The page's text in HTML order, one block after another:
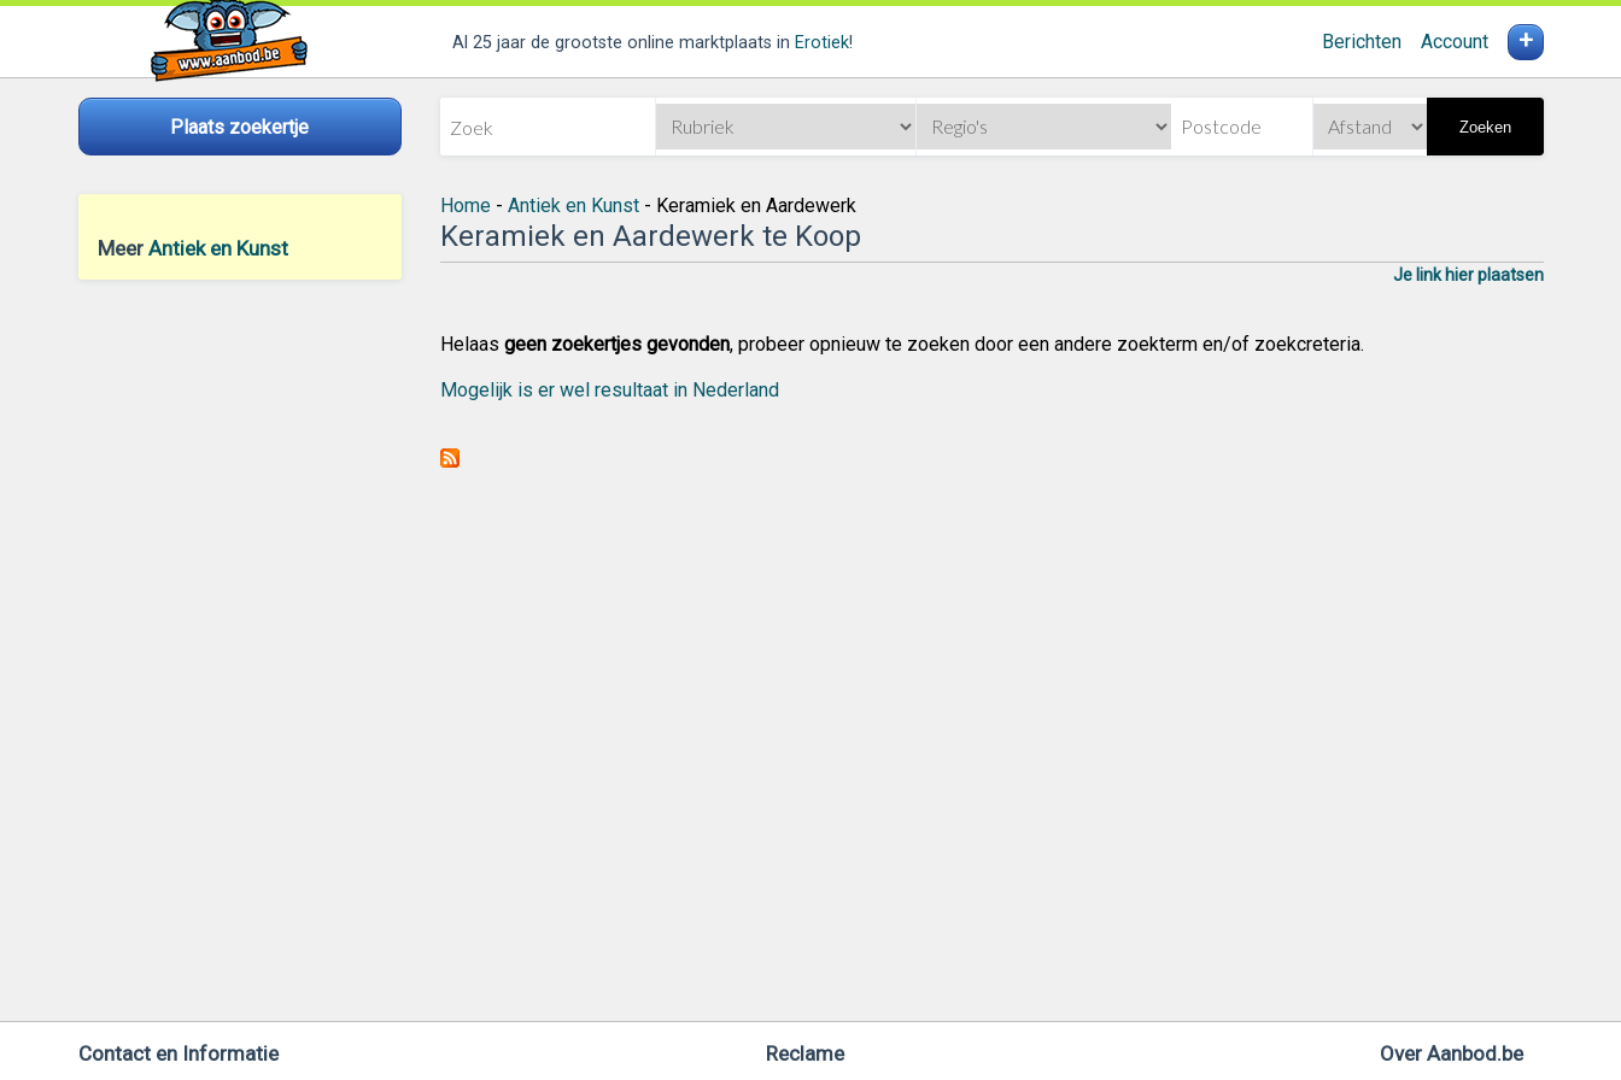
Al 25 jaar de grootste online marktplaats in Erotiek! Berichten Account +
Plaats zoekertje Zoeken
Meer Antiek en Kunst
Home- Antiek en Kunst- Keramiek en Aardewerk
Keramiek en Aardewerk te Koop
Je link hier plaatsen
Helaas geen zoekertjes gevonden, probeer opnieuw te zoeken door een andere zoekterm en/of zoekcreteria.
Mogelijk is er wel resultaat in Nederland
Contact en Informatie Reclame Over Aanbod.be